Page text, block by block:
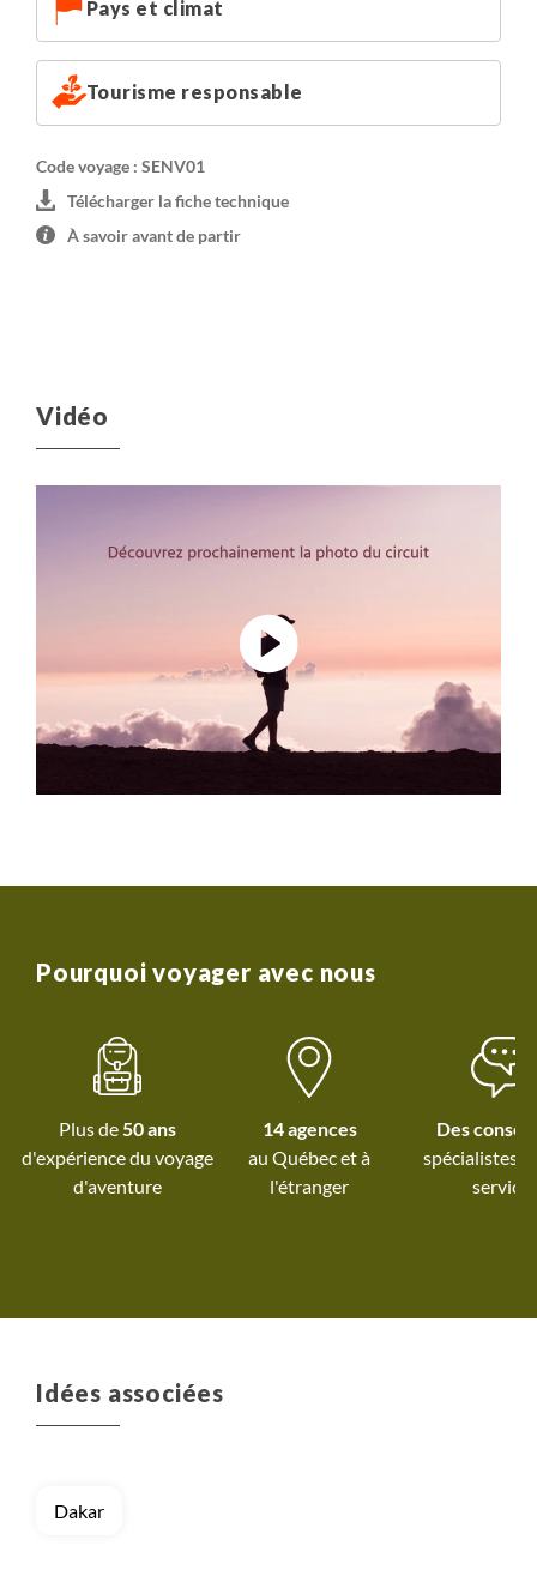
Pays et climat
Tourisme responsable
Code voyage : SENV01
Télécharger la fiche technique
À savoir avant de partir
Vidéo
Pourquoi voyager avec nous
Plus de 50 ans
d'expérience du voyage
d'aventure
14 agences
au Québec età
l'étranger
Des
spécialistes
service
Idées associées
Dakar